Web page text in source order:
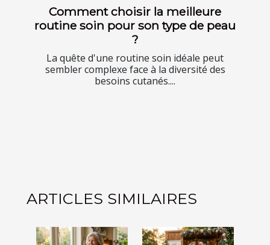
Comment choisir la meilleure
routine soin pour son type de peau
?
La quête d'une routine soin idéale peut
sembler complexe face à la diversité des
besoins cutanés....
ARTICLES SIMILAIRES